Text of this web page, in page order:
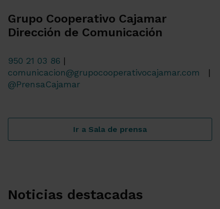
Grupo Cooperativo Cajamar
Dirección de Comunicación
950 21 03 86 |
comunicacion@grupocooperativocajamar.com |
@PrensaCajamar
Ir a Sala de prensa
Noticias destacadas